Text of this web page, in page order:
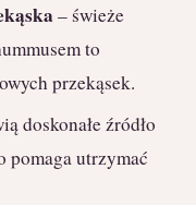
– świeże
to
przekąsek.
doskonałe źródło
pomaga utrzymać